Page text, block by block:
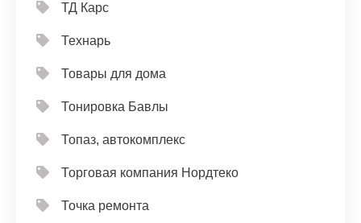
ТД Карс
Технарь
Товары для дома
Тонировка Бавлы
Топаз, автокомплекс
Торговая компания Нордтеко
Точка ремонта